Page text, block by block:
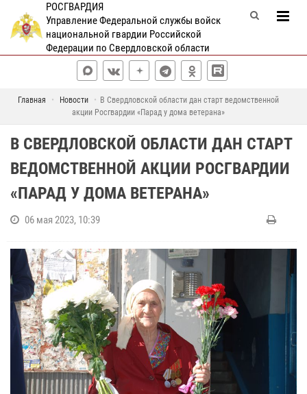
РОСГВАРДИЯ
Управление Федеральной службы войск
национальной гвардии Российской
Федерации по Свердловской области
Главная Новости
В Свердловской области дан старт ведомственной
акции Росгвардии «Парад у дома ветерана»
В СВЕРДЛОВСКОЙ ОБЛАСТИ ДАН СТАРТ
ВЕДОМСТВЕННОЙ АКЦИИ РОСГВАРДИИ
«ПАРАД У ДОМА ВЕТЕРАНА»
06 мая 2023, 10:39